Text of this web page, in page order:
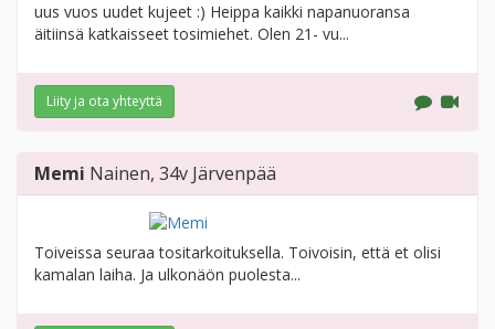
uus vuos uudet kujeet :) Heippa kaikki napanuoransa
äitiinsä katkaisseet tosimiehet. Olen 21- vu...
Liity ja ota yhteyttä
Memi Nainen, 34v Järvenpää
Toiveissa seuraa tositarkoituksella. Toivoisin, että et olisi
kamalan laiha. Ja ulkonäön puolesta...